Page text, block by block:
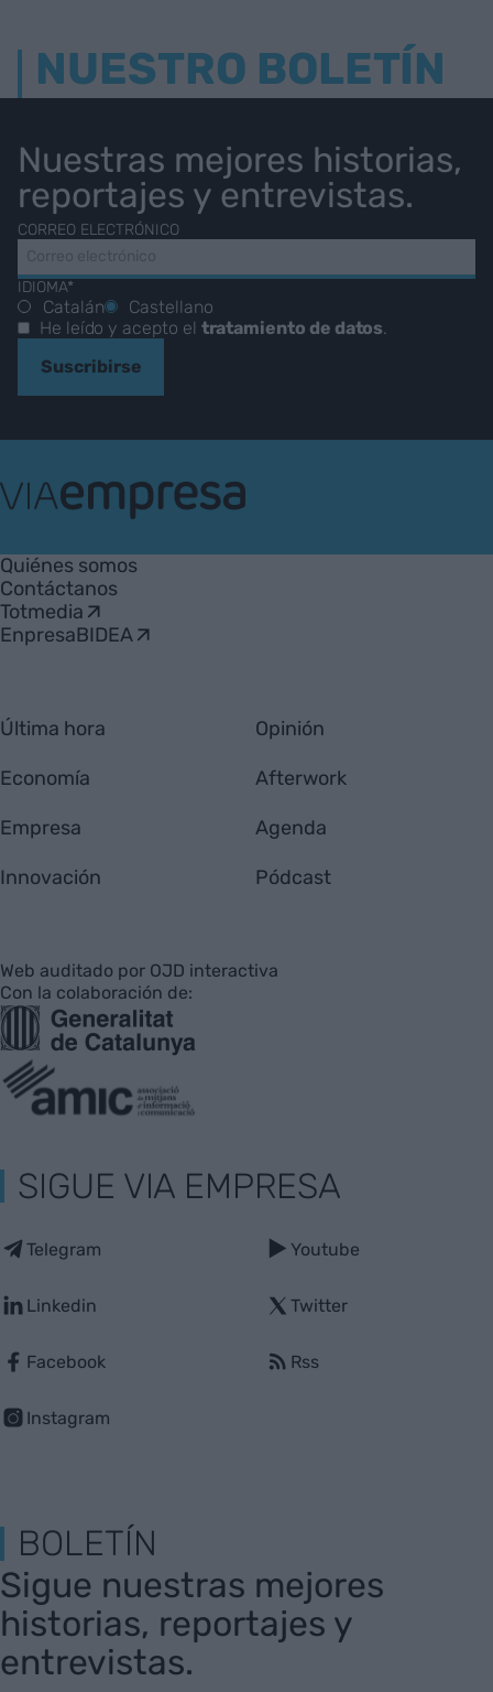
NUESTRO BOLETÍN
Nuestras mejores historias,
reportajes y entrevistas.
CORREO ELECTRÓNICO
IDIOMA*
Catalán
Castellano
He leído y acepto el tratamiento de datos.
Suscribirse
Empresa
Quiénes somos
Contáctanos
Totmedia
EnpresaBIDEA
Última hora
Economía
Empresa
Innovación
Opinión
Afterwork
Agenda
Pódcast
Web auditado por OJD interactiva
Con la colaboración de:
SIGUE VIA EMPRESA
Telegram
Linkedin
Facebook
Instagram
Youtube
Twitter
Rss
BOLETÍN
Sigue nuestras mejores
historias, reportajes y
entrevistas.